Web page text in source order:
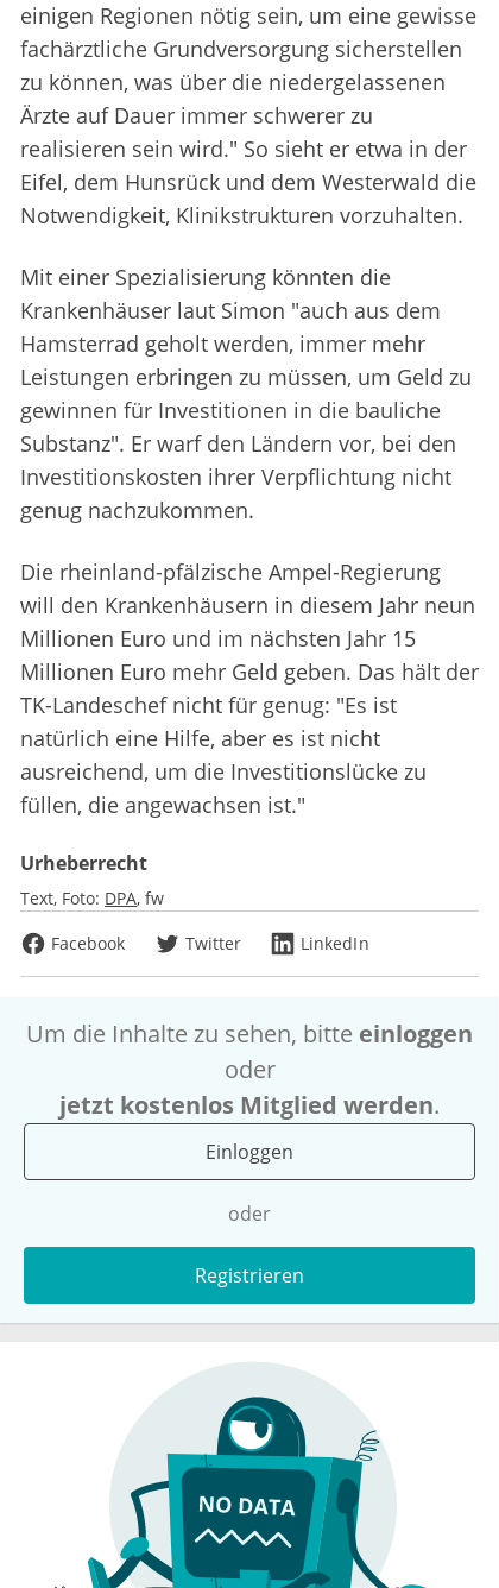
einigen Regionen nötig sein, um eine gewisse
fachärztliche Grundversorgung sicherstellen
zu können, was über die niedergelassenen
Ärzte auf Dauer immer schwerer zu
realisieren sein wird." So sieht er etwa in der
Eifel, dem Hunsrück und dem Westerwald die
Notwendigkeit, Klinikstrukturen vorzuhalten.
Mit einer Spezialisierung könnten die
Krankenhäuser laut Simon "auch aus dem
Hamsterrad geholt werden, immer mehr
Leistungen erbringen zu müssen, um Geld zu
gewinnen für Investitionen in die bauliche
Substanz". Er warf den Ländern vor, bei den
Investitionskosten ihrer Verpflichtung nicht
genug nachzukommen.
Die rheinland-pfälzische Ampel-Regierung
will den Krankenhäusern in diesem Jahr neun
Millionen Euro und im nächsten Jahr 15
Millionen Euro mehr Geld geben. Das hält der
TK-Landeschef nicht für genug: "Es ist
natürlich eine Hilfe, aber es ist nicht
ausreichend, um die Investitionslücke zu
füllen, die angewachsen ist."
Urheberrecht
Text, Foto: DPA fw
Facebook
Twitter LinkedIn
Um die Inhalte zu sehen, bitte einloggen
oder
jetzt kostenlos Mitglied werden.
Einloggen
oder
Registrieren